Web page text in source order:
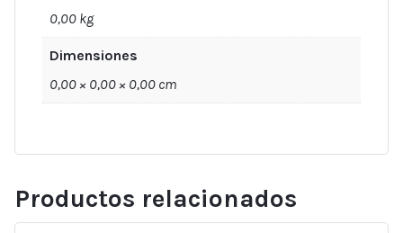
0,00 kg
Dimensiones
0,00 × 0,00 × 0,00 cm
Productos relacionados